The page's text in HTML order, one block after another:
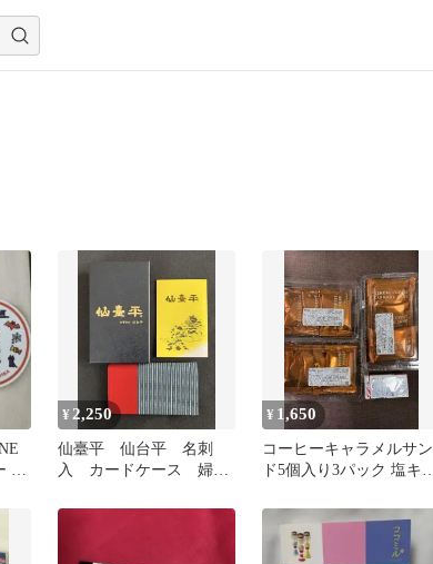
¥ 2,250
仙臺平 仙台平 名刺
入 カードケース 婦人
¥ 1,650
コーヒーキャラメルサン
ド5個入り3パック 塩キャ